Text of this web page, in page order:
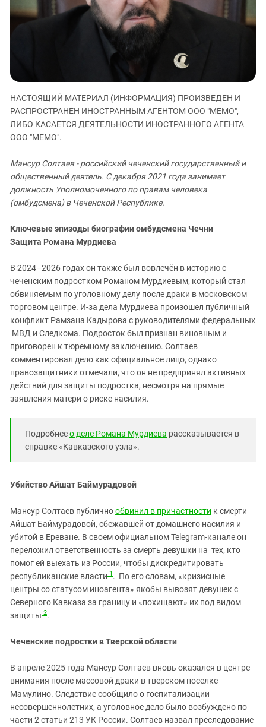
ЗАСТАВЛЯЕТ
КАВКАЗ ЗА ПАЛЕСТИНУ
ИНАКОМЫСЛИЕ В ЧЕЧНЕ
ПРЕСЛЕДОВАНИЕ АКТИВИСТОВ
МОБИЛИЗАЦИЯ И ПРОТЕСТЫ
Дагестан
Карачаево-Черкесия
Краснодарский край
Нагорный Карабах
Российская Федерация
Северная Осетия - Алания
СКФО
Чечня
Южный Кавказ
ЮФО
НАСТОЯЩИЙ МАТЕРИАЛ (ИНФОРМАЦИЯ) ПРОИЗВЕДЕН И
РАСПРОСТРАНЕН ИНОСТРАННЫМ АГЕНТОМ ООО "МЕМО",
ЛИБО КАСАЕТСЯ ДЕЯТЕЛЬНОСТИ ИНОСТРАННОГО АГЕНТА
ООО "МЕМО".
Мансур Солтаев - российский чеченский государственный и
общественный деятель. С декабря 2021 года занимает
должность Уполномоченного по правам человека
(омбудсмена) в Чеченской Республике.
Ключевые эпизоды биографии омбудсмена Чечни
Защита Романа Мурдиева
В 2024–2026 годах он также был вовлечён в историю с
чеченским подростком Романом Мурдиевым, который стал
обвиняемым по уголовному делу после драки в московском
торговом центре. И-за дела Мурдиева произошел публичный
конфликт Рамзана Кадырова с руководителями федеральных
МВД и Следкома. Подросток был признан виновным и
приговорен к тюремному заключению. Солтаев
комментировал дело как официальное лицо, однако
правозащитники отмечали, что он не предпринял активных
действий для защиты подростка, несмотря на прямые
заявления матери о риске насилия.
Подробнеео деле Романа Мурдиева рассказывается в
справке «Кавказского узла».
Убийство Айшат Баймурадовой
Мансур Солтаев публичнообвинил в причастности к смерти
Айшат Баймурадовой, сбежавшей от домашнего насилия и
убитой в Ереване. В своем официальном Telegram‑канале он
переложил ответственность за смерть девушки на тех, кто
помог ей выехать из России, чтобы дискредитировать
республиканские власти 1 . По его словам, «кризисные
центры со статусом иноагента» якобы вывозят девушек с
Северного Кавказа за границу и «похищают» их под видом
защиты 2.
Чеченские подростки в Тверской области
В апреле 2025 года Мансур Солтаев вновь оказался в центре
внимания после массовой драки в тверском поселке
Мамулино. Следствие сообщило о госпитализации
несовершеннолетних, а уголовное дело было возбуждено по
части 2 статьи 213 УК России. Солтаев назвал преследование